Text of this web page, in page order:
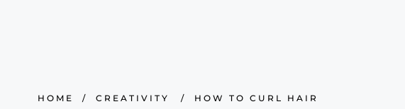
HOME / CREATIVITY / HOW TO CURL HAIR